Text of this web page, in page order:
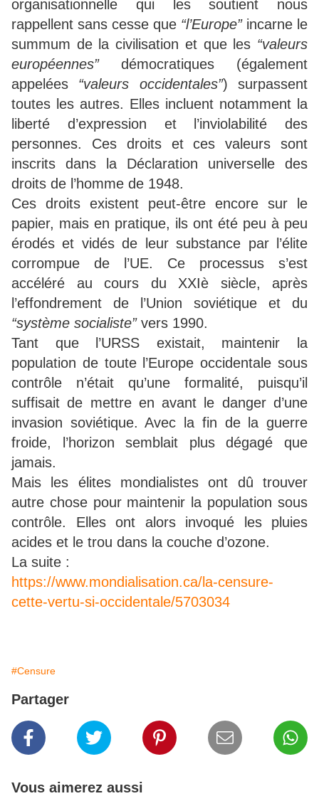
organisationnelle qui les soutient nous
rappellent sans cesse que “l’Europe”incarne le
summum de la civilisation et que les “valeurs
européennes”démocratiques (également
appelées “valeurs occidentales”) surpassent
toutes les autres. Elles incluent notamment la
liberté d’expression et l’inviolabilité des
personnes. Ces droits et ces valeurs sont
inscrits dans la Déclaration universelle des
droits de l’homme de 1948.
Ces droits existent peut-être encore sur le
papier, mais en pratique, ils ont été peu à peu
érodés et vidés de leur substance par l’élite
corrompue de l’UE. Ce processus s’est
accéléré au cours du XXIè siècle, après
l’effondrement de l’Union soviétique et du
“système socialiste” vers 1990.
Tant que l’URSS existait, maintenir la
population de toute l’Europe occidentale sous
contrôle n’était qu’une formalité, puisqu’il
suffisait de mettre en avant le danger d’une
invasion soviétique. Avec la fin de la guerre
froide, l’horizon semblait plus dégagé que
jamais.
Mais les élites mondialistes ont dû trouver
autre chose pour maintenir la population sous
contrôle. Elles ont alors invoqué les pluies
acides et le trou dans la couche d’ozone.
La suite :
https://www.mondialisation.ca/la-censure-
cette-vertu-si-occidentale/5703034
#Censure
Partager
Vous aimerez aussi